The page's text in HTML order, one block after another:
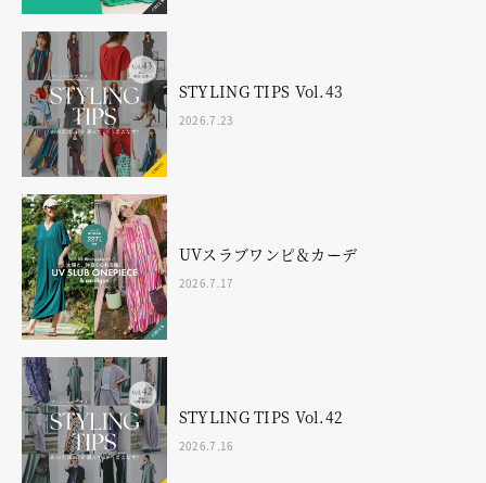
STYLING TIPS Vol.43
2026.7.23
UVスラブワンピ＆カーデ
2026.7.17
STYLING TIPS Vol.42
2026.7.16